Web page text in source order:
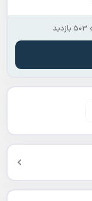
503 بازدید